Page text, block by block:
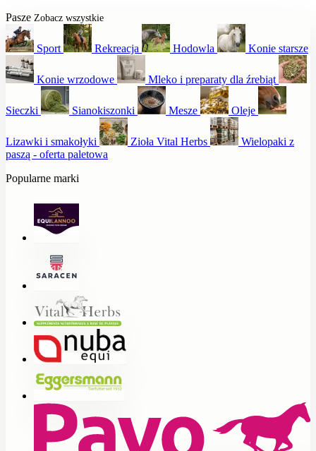
Pasze Zobacz wszystkie
Sport Rekreacja Hodowla Konie starsze
Konie wrzodowe Mleko i preparaty dla źrebiąt
Sieczki Sianokiszonki Mesze Oleje
Lizawki i smakołyki Zioła Vital Herbs
Wielopaki z
paszą - oferta paletowa
Popularne marki